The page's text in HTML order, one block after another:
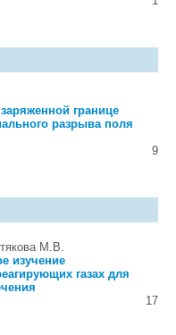
границе
разрыва поля
9
М.В.
изучение
газах для
17